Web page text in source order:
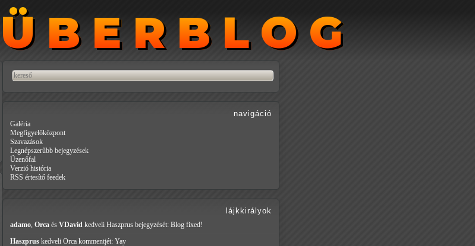
ÜBERBLOG
ÜBERBLOG
navigáció
Galéria
Megfigyelőközpont
Szavazások
Legnépszerűbb bejegyzések
Üzenőfal
Verzió história
RSS értesítő feedek
lájkkirályok
adamo, Orca és VDavid kedveli Haszprus bejegyzését: Blog fixed!
Haszprus kedveli Orca kommentjét: Yay